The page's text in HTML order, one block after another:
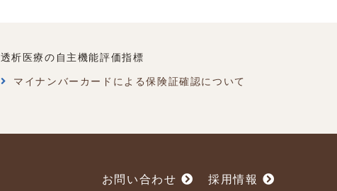
透析医療の自主機能評価指標
マイナンバーカードによる保険証確認について
お問い合わせ 採用情報